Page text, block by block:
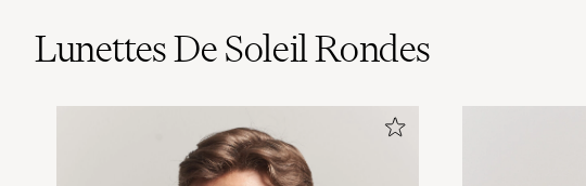
Lunettes De Soleil Rondes